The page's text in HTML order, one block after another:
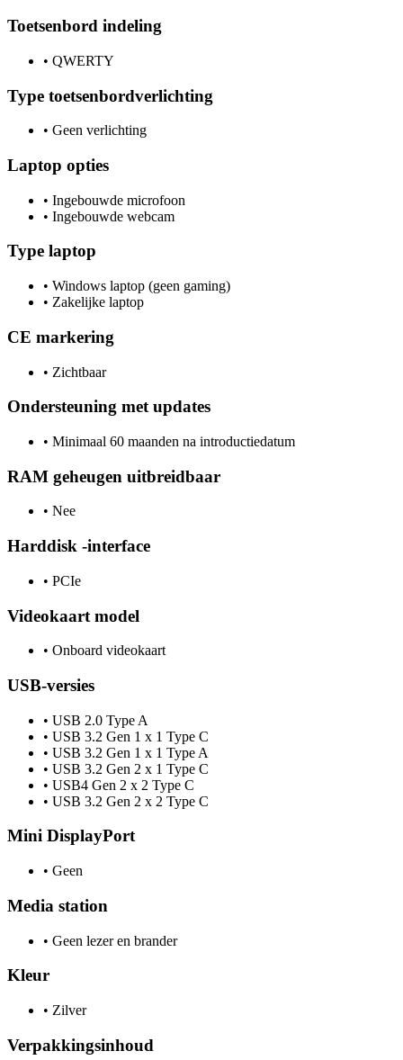
Toetsenbord indeling
• QWERTY
Type toetsenbordverlichting
• Geen verlichting
Laptop opties
• Ingebouwde microfoon
• Ingebouwde webcam
Type laptop
• Windows laptop (geen gaming)
• Zakelijke laptop
CE markering
• Zichtbaar
Ondersteuning met updates
• Minimaal 60 maanden na introductiedatum
RAM geheugen uitbreidbaar
• Nee
Harddisk -interface
• PCIe
Videokaart model
• Onboard videokaart
USB-versies
• USB 2.0 Type A
• USB 3.2 Gen 1 x 1 Type C
• USB 3.2 Gen 1 x 1 Type A
• USB 3.2 Gen 2 x 1 Type C
• USB4 Gen 2 x 2 Type C
• USB 3.2 Gen 2 x 2 Type C
Mini DisplayPort
• Geen
Media station
• Geen lezer en brander
Kleur
• Zilver
Verpakkingsinhoud